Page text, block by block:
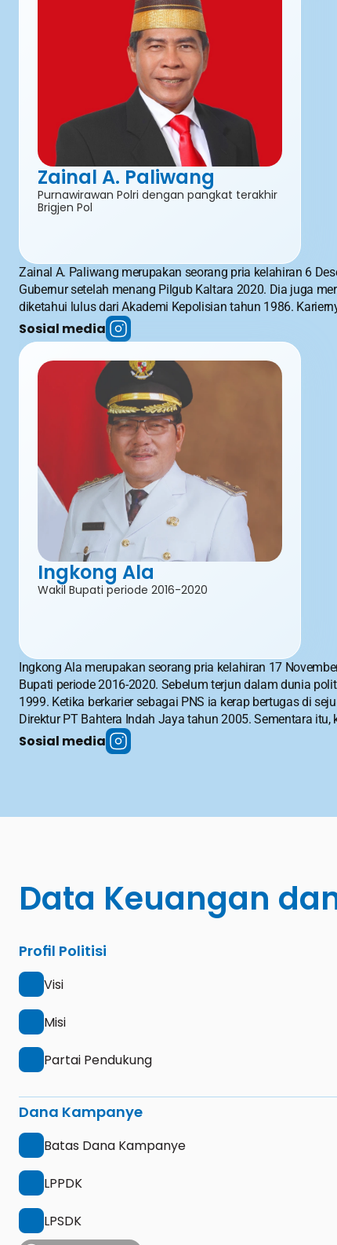
Zainal A. Paliwang
Purnawirawan Polri dengan pangkat terakhir
Brigjen Pol
Zainal A. Paliwang merupakan seorang pria kelahiran 6
Gubernur setelah menang Pilgub Kaltara 2020. Dia juga
diketahui lulus dari Akademi Kepolisian tahun 1986.
Sosial media
Ingkong Ala
Wakil Bupati periode 2016-2020
Ingkong Ala merupakan seorang pria kelahiran 17
Bupati periode 2016-2020. Sebelum terjun dalam dunia
1999. Ketika berkarier sebagai PNS ia kerap bertugas di
Direktur PT Bahtera Indah Jaya tahun 2005. Sementara
Sosial media
Data Keuangan
Profil Politisi
Visi
Misi
Partai Pendukung
Dana Kampanye
Batas Dana Kampanye
LPPDK
LPSDK